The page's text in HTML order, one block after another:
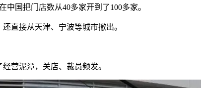
国把门店数从40多家开到了100多家。
直接从天津、宁波等城市撤出。
营泥潭，关店、裁员频发。